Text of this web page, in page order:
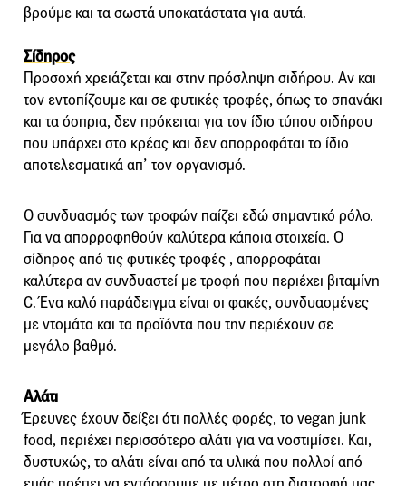
βρούμε και τα σωστά υποκατάστατα για αυτά.
Σίδηρος
Προσοχή χρειάζεται και στην πρόσληψη σιδήρου. Αν και
τον εντοπίζουμε και σε φυτικές τροφές, όπως το σπανάκι
και τα όσπρια, δεν πρόκειται για τον ίδιο τύπου σιδήρου
που υπάρχει στο κρέας και δεν απορροφάται το ίδιο
αποτελεσματικά απ’ τον οργανισμό.
Ο συνδυασμός των τροφών παίζει εδώ σημαντικό ρόλο.
Για να απορροφηθούν καλύτερα κάποια στοιχεία. Ο
σίδηρος από τις φυτικές τροφές , απορροφάται
καλύτερα αν συνδυαστεί με τροφή που περιέχει βιταμίνη
C. Ένα καλό παράδειγμα είναι οι φακές, συνδυασμένες
με ντομάτα και τα προϊόντα που την περιέχουν σε
μεγάλο βαθμό.
Αλάτι
Έρευνες έχουν δείξει ότι πολλές φορές, το vegan junk
food, περιέχει περισσότερο αλάτι για να νοστιμίσει. Και,
δυστυχώς, το αλάτι είναι από τα υλικά που πολλοί από